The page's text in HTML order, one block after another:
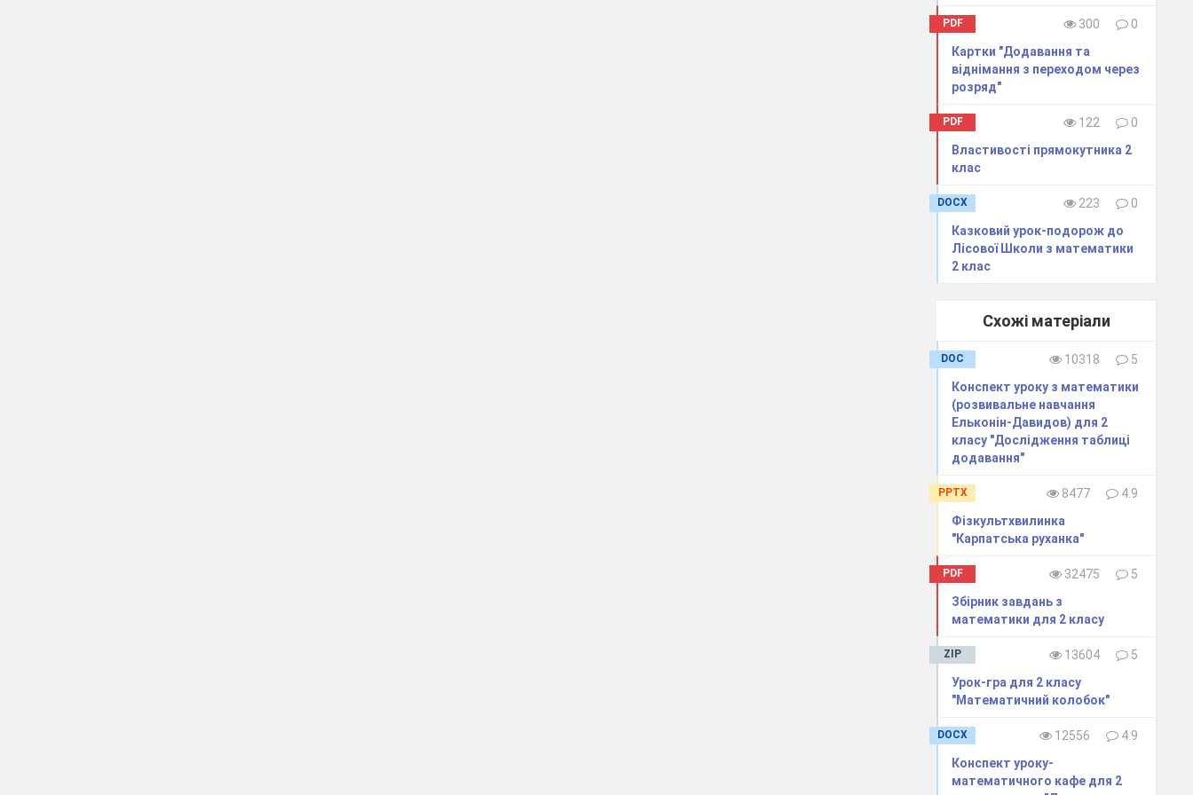
PDF 300
0
Картки "Додавання та
віднімання з переходом через
розряд"
PDF 122
0
Властивості прямокутника 2
клас
DOCX 223
0
Казковий урок-подорож до
Лісової Школи з математики
2 клас
Схожі матеріали
DOC 10318
5
Конспект уроку з математики
(розвивальне навчання
Ельконін-Давидов) для 2
класу "Дослідження таблиці
додавання"
PPTX 8477
4.9
Фізкультхвилинка
"Карпатська руханка"
PDF 32475
5
Збірник завдань з
математики для 2 класу
ZIP 13604
5
Урок-гра для 2 класу
"Математичний колобок"
DOCX 12556
4.9
Конспект уроку-
математичного кафе для 2